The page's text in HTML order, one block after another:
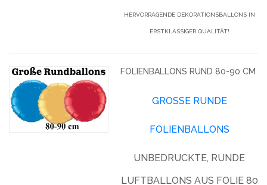
HERVORRAGENDE DEKORATIONSBALLONS IN
ERSTKLASSIGER QUALITÄT!
FOLIENBALLONS RUND 80-90 CM
GROSSE RUNDE F
OLIENBALLONS
UNBEDRUCKTE, RUNDE
LUFTBALLONS AUS FOLIE 80